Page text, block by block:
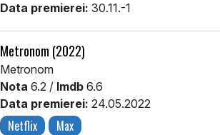
Data premierei: 30.11.-1
Metronom (2022)
Metronom
Nota 6.2 / Imdb 6.6
Data premierei: 24.05.2022
Netflix Max